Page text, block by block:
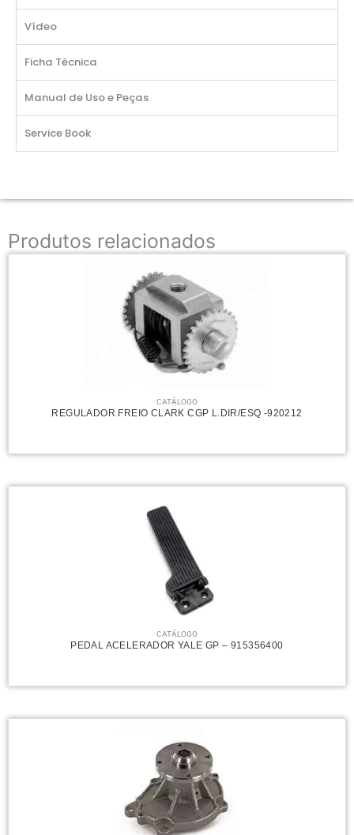
Vídeo
Ficha Técnica
Manual de Uso e Peças
Service Book
Produtos relacionados
CATÁLOGO
REGULADOR FREIO CLARK CGP L.DIR/ESQ -920212
CATÁLOGO
PEDAL ACELERADOR YALE GP – 915356400